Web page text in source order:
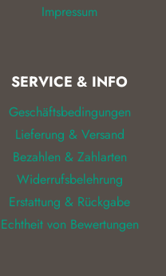
Impressum
SERVICE & INFO
Geschäftsbedingungen
Lieferung & Versand
Bezahlen & Zahlarten
Widerrufsbelehrung
Erstattung & Rückgabe
Echtheit von Bewertungen